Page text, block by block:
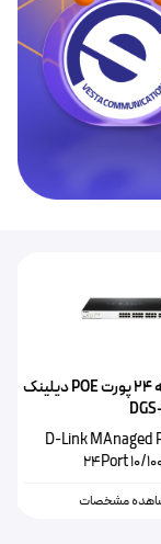
ًسوییچ شبکه ۲۴ پورت POE دیلینک
D-Link MAnaged
24Port 10/
مشخصات